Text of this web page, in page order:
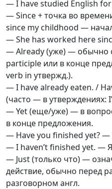
— I have studied English for
— Since + точка во
since my childhood —
— She has worked here
— Already (уже) — обычно
participle или в конце
verb in утвержд.).
— I have already eaten. /
(часто — в утверждениях:
— Yet (еще/уже) — в
в конце предложения.
— Have you finished yet? —
— I haven’t finished yet. —
— Just (только что) —
действие, обычно перед
разговорном англ.